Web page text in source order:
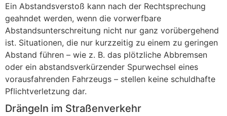
Ein Abstandsverstoß kann nach der Rechtsprechung
geahndet werden, wenn die vorwerfbare
Abstandsunterschreitung nicht nur ganz vorübergehend
ist. Situationen, die nur kurzzeitig zu einem zu geringen
Abstand führen – wie z. B. das plötzliche Abbremsen
oder ein abstandsverkürzender Spurwechsel eines
vorausfahrenden Fahrzeugs – stellen keine schuldhafte
Pflichtverletzung dar.
Drängeln im Straßenverkehr